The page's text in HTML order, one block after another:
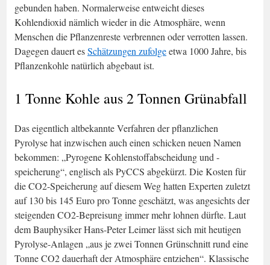
gebunden haben. Normalerweise entweicht dieses
Kohlendioxid nämlich wieder in die Atmosphäre, wenn
Menschen die Pflanzenreste verbrennen oder verrotten lassen.
Dagegen dauert esSchätzungen zufolgeetwa 1000 Jahre, bis
Pflanzenkohle natürlich abgebaut ist.
1 Tonne Kohle aus 2 Tonnen Grünabfall
Das eigentlich altbekannte Verfahren der pflanzlichen
Pyrolyse hat inzwischen auch einen schicken neuen Namen
bekommen: „Pyrogene Kohlenstoffabscheidung und -
speicherung“, englisch als PyCCS abgekürzt. Die Kosten für
die CO2-Speicherung auf diesem Weg hatten Experten zuletzt
auf 130 bis 145 Euro pro Tonne geschätzt, was angesichts der
steigenden CO2-Bepreisung immer mehr lohnen dürfte. Laut
dem Bauphysiker Hans-Peter Leimer lässt sich mit heutigen
Pyrolyse-Anlagen „aus je zwei Tonnen Grünschnitt rund eine
Tonne CO2 dauerhaft der Atmosphäre entziehen“. Klassische